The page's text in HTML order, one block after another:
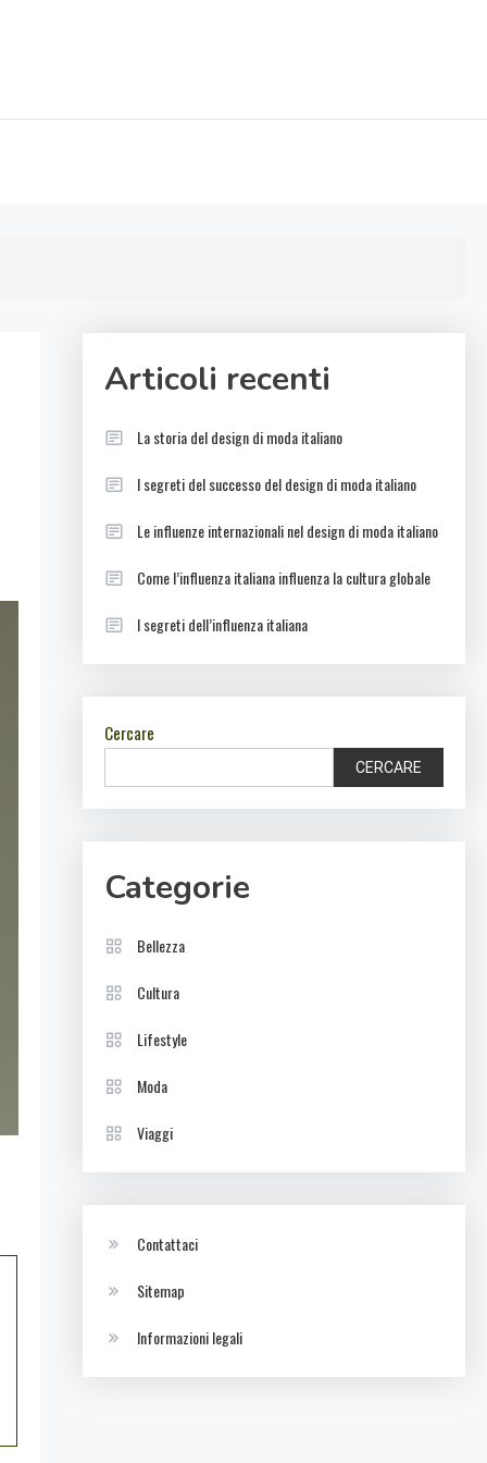
Articoli recenti
La storia del design di moda italiano
I segreti del successo del design di moda italiano
Le influenze internazionali nel design di moda italiano
Come l’influenza italiana influenza la cultura globale
I segreti dell’influenza italiana
Cercare
CERCARE
Categorie
Bellezza
Cultura
Lifestyle
Moda
Viaggi
Contattaci
Sitemap
Informazioni legali